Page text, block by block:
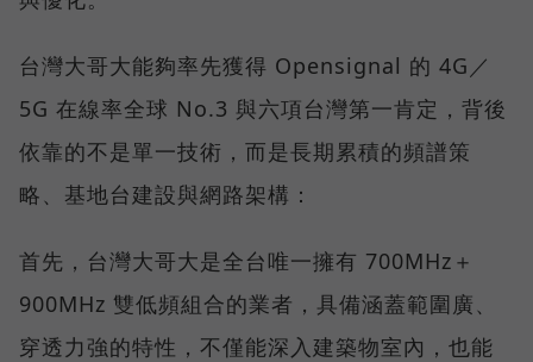
台灣大哥大能夠率先獲得 Opensignal 的 4G／
5G 在線率全球 No.3 與六項台灣第一肯定，背後
依靠的不是單一技術，而是長期累積的頻譜策
略、基地台建設與網路架構：
首先，台灣大哥大是全台唯一擁有 700MHz＋
900MHz 雙低頻組合的業者，具備涵蓋範圍廣、
穿透力強的特性，不僅能深入建築物室內，也能